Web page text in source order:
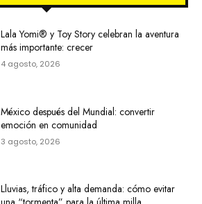
Lala Yomi® y Toy Story celebran la aventura
más importante: crecer
4 agosto, 2026
México después del Mundial: convertir
emoción en comunidad
3 agosto, 2026
Lluvias, tráfico y alta demanda: cómo evitar